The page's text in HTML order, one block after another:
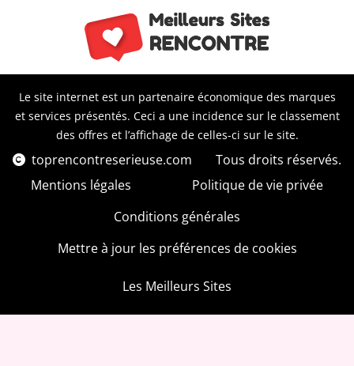
Le site internet est un partenaire économique des marques
et services présentés. Ceci a une incidence sur le classement
des offres et l’affichage de celles-ci sur le site.
toprencontreserieuse.com
Tous droits réservés.
Mentions légales
Politique de vie privée
Conditions générales
Mettre à jour les préférences de cookies
Les Meilleurs Sites